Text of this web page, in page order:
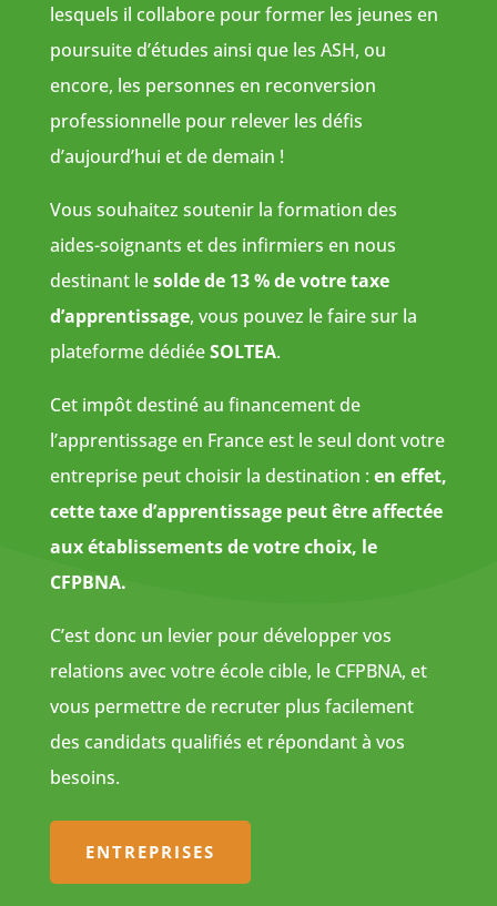
lesquels il collabore pour former les jeunes en
poursuite d’études ainsi que les ASH, ou
encore, les personnes en reconversion
professionnelle pour relever les défis
d’aujourd’hui et de demain !
Vous souhaitez soutenir la formation des
aides-soignants et des infirmiers en nous
destinant lesolde de 13 % de votre taxe
d’apprentissage, vous pouvez le faire sur la
plateforme dédiéeSOLTEA.
Cet impôt destiné au financement de
l’apprentissage en France est le seul dont votre
entreprise peut choisir la destination : en effet,
cette taxe d’apprentissage peut être affectée
aux établissements de votre choix, le
CFPBNA.
C’est donc un levier pour développer vos
relations avec votre école cible, le CFPBNA, et
vous permettre de recruter plus facilement
des candidats qualifiés et répondant à vos
besoins.
ENTREPRISES